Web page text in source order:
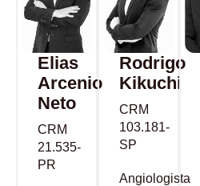
Elias
Arcenio
Neto
CRM
21.535-
PR
Rodrigo
Kikuchi
CRM
103.181-
SP
Angiologista